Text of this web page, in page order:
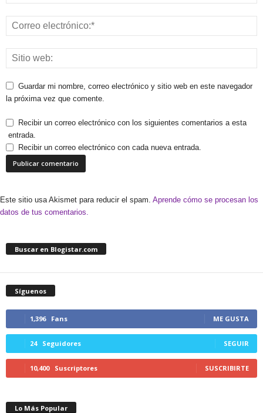
Guardar mi nombre, correo electrónico y sitio web en este navegador
la próxima vez que comente.
Recibir un correo electrónico con los siguientes comentarios a esta
entrada.
Recibir un correo electrónico con cada nueva entrada.
Este sitio usa Akismet para reducir el spam. Aprende cómo se procesan los
datos de tus comentarios.
Buscar en Blogistar.com
Síguenos
1,396 Fans ME GUSTA
24 Seguidores SEGUIR
10,400 Suscriptores SUSCRIBIRTE
Lo Más Popular